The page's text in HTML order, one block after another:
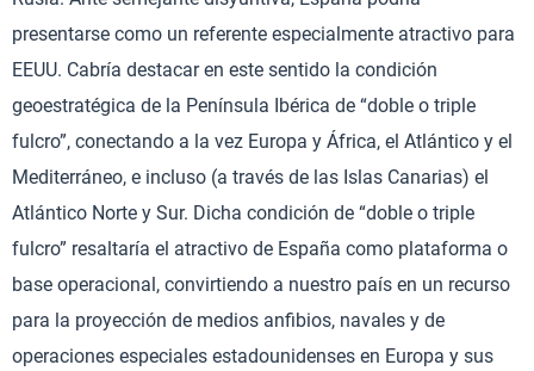
presentarse como un referente especialmente atractivo para
EEUU. Cabría destacar en este sentido la condición
geoestratégica de la Península Ibérica de “doble o triple
fulcro”, conectando a la vez Europa y África, el Atlántico y el
Mediterráneo, e incluso (a través de las Islas Canarias) el
Atlántico Norte y Sur. Dicha condición de “doble o triple
fulcro” resaltaría el atractivo de España como plataforma o
base operacional, convirtiendo a nuestro país en un recurso
para la proyección de medios anfibios, navales y de
operaciones especiales estadounidenses en Europa y sus